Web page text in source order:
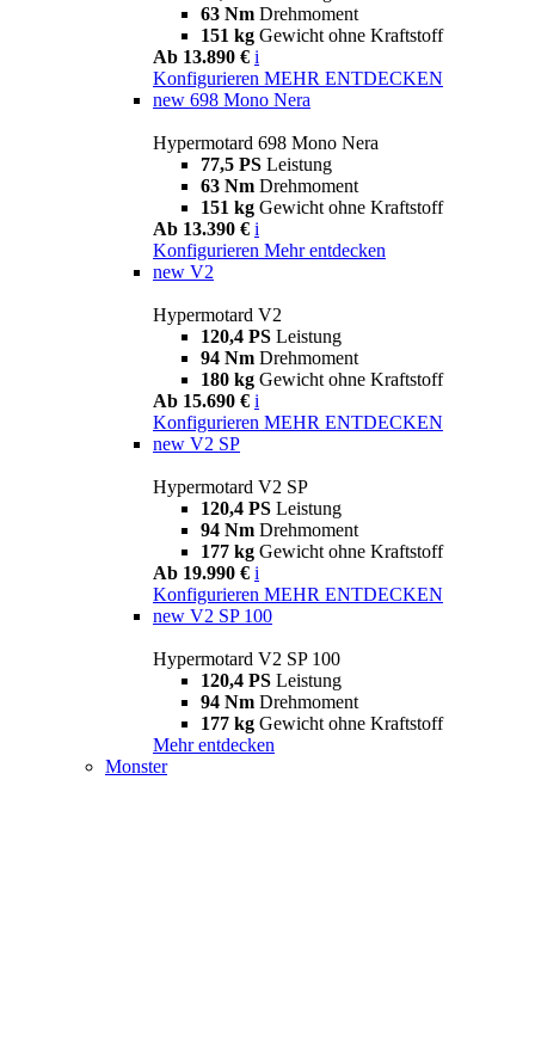
63 Nm Drehmoment
151 kg Gewicht ohne Kraftstoff
Ab 13.890 € i
Konfigurieren MEHR ENTDECKEN
new 698 Mono Nera
Hypermotard 698 Mono Nera
77,5 PS Leistung
63 Nm Drehmoment
151 kg Gewicht ohne Kraftstoff
Ab 13.390 € i
Konfigurieren Mehr entdecken
new V2
Hypermotard V2
120,4 PS Leistung
94 Nm Drehmoment
180 kg Gewicht ohne Kraftstoff
Ab 15.690 € i
Konfigurieren MEHR ENTDECKEN
new V2 SP
Hypermotard V2 SP
120,4 PS Leistung
94 Nm Drehmoment
177 kg Gewicht ohne Kraftstoff
Ab 19.990 € i
Konfigurieren MEHR ENTDECKEN
new V2 SP 100
Hypermotard V2 SP 100
120,4 PS Leistung
94 Nm Drehmoment
177 kg Gewicht ohne Kraftstoff
Mehr entdecken
Monster